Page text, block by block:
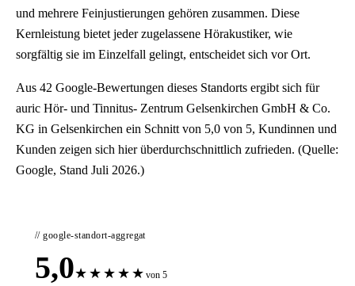
und mehrere Feinjustierungen gehören zusammen. Diese
Kernleistung bietet jeder zugelassene Hörakustiker, wie
sorgfältig sie im Einzelfall gelingt, entscheidet sich vor Ort.
Aus 42 Google-Bewertungen dieses Standorts ergibt sich für
auric Hör- und Tinnitus- Zentrum Gelsenkirchen GmbH & Co.
KG in Gelsenkirchen ein Schnitt von 5,0 von 5, Kundinnen und
Kunden zeigen sich hier überdurchschnittlich zufrieden. (Quelle:
Google, Stand Juli 2026.)
// google-standort-aggregat
5,0★ ★ ★ ★ ★ von 5